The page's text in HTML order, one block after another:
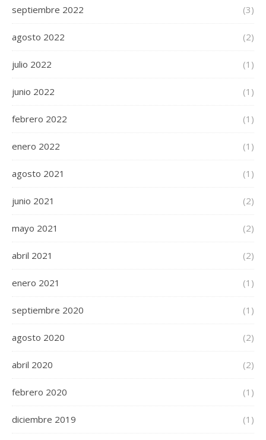
septiembre 2022 (3)
agosto 2022 (2)
julio 2022 (1)
junio 2022 (1)
febrero 2022 (1)
enero 2022 (1)
agosto 2021 (1)
junio 2021 (2)
mayo 2021 (2)
abril 2021 (2)
enero 2021 (1)
septiembre 2020 (1)
agosto 2020 (2)
abril 2020 (2)
febrero 2020 (1)
diciembre 2019 (1)